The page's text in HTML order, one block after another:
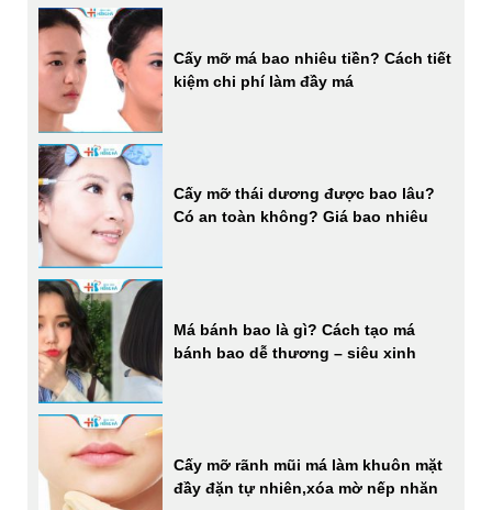
Cấy mỡ má bao nhiêu tiền? Cách tiết
kiệm chi phí làm đầy má
Cấy mỡ thái dương được bao lâu?
Có an toàn không? Giá bao nhiêu
Má bánh bao là gì? Cách tạo má
bánh bao dễ thương – siêu xinh
Cấy mỡ rãnh mũi má làm khuôn mặt
đầy đặn tự nhiên,xóa mờ nếp nhăn